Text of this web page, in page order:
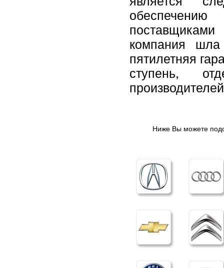
компания
пятилетняя
ступень,
Ниже Вы можете